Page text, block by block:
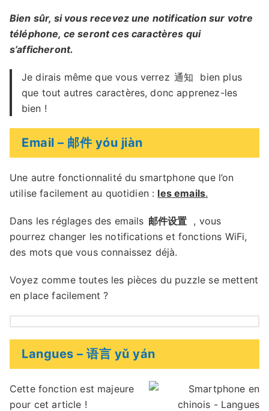
Bien sûr, si vous recevez une notification sur votre
téléphone, ce seront ces caractères qui
s’afficheront.
Je dirais même que vous verrez 通知
bien plus
que tout autres caractères, donc apprenez-les
bien !
Email – 邮件 yóu jiàn
Une autre fonctionnalité du smartphone que l’on
utilise facilement au quotidien : les emails.
Dans les réglages des emails 邮件设置 , vous
pourrez changer les notifications et fonctions WiFi,
des mots que vous connaissez déjà.
Voyez comme toutes les pièces du puzzle se mettent
en place facilement ?
Langues – 语言 yǔ yán
Cette fonction est majeure
pour cet article !